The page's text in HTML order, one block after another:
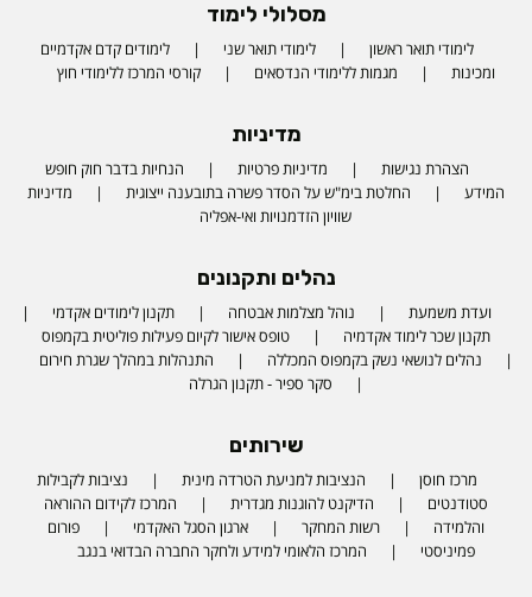
מסלולי לימוד
לימודי תואר ראשון לימודי תואר שני
לימודים קדם אקדמיים
ומכינות
מגמות ללימודי הנדסאים קורסי המרכז ללימודי חוץ
מדיניות
הצהרת נגישות מדיניות פרטיות
הנחיות בדבר חוק חופש
המידע
החלטת בימ"ש על הסדר פשרה בתובענה ייצוגית
מדיניות
שוויון הזדמנויות ואי-אפליה
נהלים ותקנונים
ועדת משמעת נוהל מצלמות אבטחה
תקנון לימודים אקדמי
תקנון שכר לימוד אקדמיה
טופס אישור לקיום פעילות פוליטית בקמפוס
נהלים לנושאי נשק בקמפוס המכללה
התנהלות במהלך שגרת חירום
סקר ספיר - תקנון הגרלה
שירותים
מרכז חוסן הנציבות למניעת הטרדה מינית
נציבות לקבילות
סטודנטים
הדיקנט להוגנות מגדרית
המרכז לקידום ההוראה
והלמידה
רשות המחקר ארגון הסגל האקדמי
פורום
פמיניסטי
המרכז הלאומי למידע ולחקר החברה הבדואי בנגב